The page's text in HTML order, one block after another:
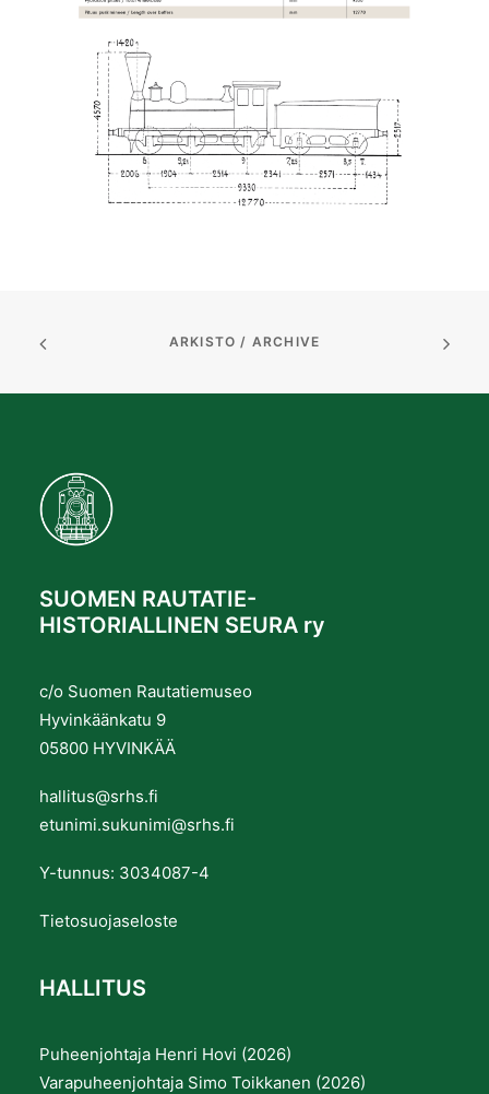
ARKISTO / ARCHIVE
SUOMEN RAUTATIE-
HISTORIALLINEN SEURA ry
c/o Suomen Rautatiemuseo
Hyvinkäänkatu 9
05800 HYVINKÄÄ
hallitus@srhs.fi
etunimi.sukunimi@srhs.fi
Y-tunnus: 3034087-4
Tietosuojaseloste
HALLITUS
Puheenjohtaja Henri Hovi (2026)
Varapuheenjohtaja Simo Toikkanen (2026)